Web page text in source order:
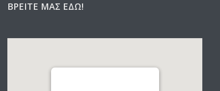
ΒΡΕΊΤΕ ΜΑΣ ΕΔΏ!